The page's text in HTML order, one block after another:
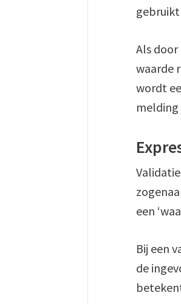
Als
waarde
wordt
een
Bij een
de